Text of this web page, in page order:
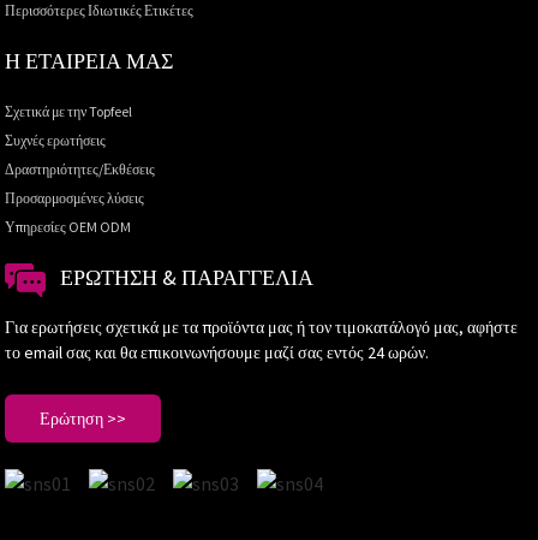
Περισσότερες Ιδιωτικές Ετικέτες
Η ΕΤΑΙΡΕΙΑ ΜΑΣ
Σχετικά με την Topfeel
Συχνές ερωτήσεις
Δραστηριότητες/Εκθέσεις
Προσαρμοσμένες λύσεις
Υπηρεσίες OEM ODM
ΕΡΏΤΗΣΗ & ΠΑΡΑΓΓΕΛΊΑ
Για ερωτήσεις σχετικά με τα προϊόντα μας ή τον τιμοκατάλογό μας, αφήστε
το email σας και θα επικοινωνήσουμε μαζί σας εντός 24 ωρών.
Ερώτηση >>